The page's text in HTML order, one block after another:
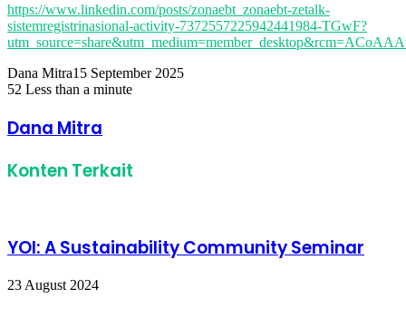
https://www.linkedin.com/posts/zonaebt_zonaebt-zetalk-
sistemregistrinasional-activity-7372557225942441984-TGwF?
Dana Mitra15 September 2025
52 Less than a minute
via
Email
Dana Mitra
Konten Terkait
YOI: A Sustainability Community Seminar
23 August 2024